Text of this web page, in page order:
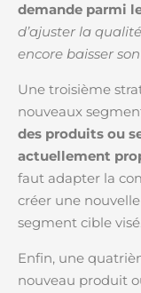
demande parmi
d’ajuster la
encore baisser
Une troisième
nouveaux
des produits ou
actuellement
faut adapter la
créer une
segment cible
Enfin, une
nouveau produit